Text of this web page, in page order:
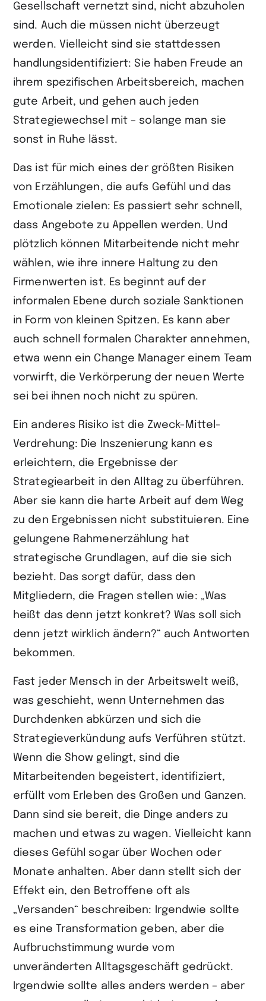
Gesellschaft vernetzt sind, nicht abzuholen
sind. Auch die müssen nicht überzeugt
werden. Vielleicht sind sie stattdessen
handlungsidentifiziert: Sie haben Freude an
ihrem spezifischen Arbeitsbereich, machen
gute Arbeit, und gehen auch jeden
Strategiewechsel mit – solange man sie
sonst in Ruhe lässt.
Das ist für mich eines der größten Risiken
von Erzählungen, die aufs Gefühl und das
Emotionale zielen: Es passiert sehr schnell,
dass Angebote zu Appellen werden. Und
plötzlich können Mitarbeitende nicht mehr
wählen, wie ihre innere Haltung zu den
Firmenwerten ist. Es beginnt auf der
informalen Ebene durch soziale Sanktionen
in Form von kleinen Spitzen. Es kann aber
auch schnell formalen Charakter annehmen,
etwa wenn ein Change Manager einem Team
vorwirft, die Verkörperung der neuen Werte
sei bei ihnen noch nicht zu spüren.
Ein anderes Risiko ist die Zweck-Mittel-
Verdrehung: Die Inszenierung kann es
erleichtern, die Ergebnisse der
Strategiearbeit in den Alltag zu überführen.
Aber sie kann die harte Arbeit auf dem Weg
zu den Ergebnissen nicht substituieren. Eine
gelungene Rahmenerzählung hat
strategische Grundlagen, auf die sie sich
bezieht. Das sorgt dafür, dass den
Mitgliedern, die Fragen stellen wie: „Was
heißt das denn jetzt konkret? Was soll sich
denn jetzt wirklich ändern?“ auch Antworten
bekommen.
Fast jeder Mensch in der Arbeitswelt weiß,
was geschieht, wenn Unternehmen das
Durchdenken abkürzen und sich die
Strategieverkündung aufs Verführen stützt.
Wenn die Show gelingt, sind die
Mitarbeitenden begeistert, identifiziert,
erfüllt vom Erleben des Großen und Ganzen.
Dann sind sie bereit, die Dinge anders zu
machen und etwas zu wagen. Vielleicht kann
dieses Gefühl sogar über Wochen oder
Monate anhalten. Aber dann stellt sich der
Effekt ein, den Betroffene oft als
„Versanden“ beschreiben: Irgendwie sollte
es eine Transformation geben, aber die
Aufbruchstimmung wurde vom
unveränderten Alltagsgeschäft gedrückt.
Irgendwie sollte alles anders werden – aber